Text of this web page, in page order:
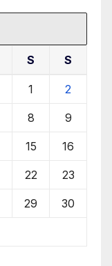
S S
1 2
8 9
15 16
22 23
29 30